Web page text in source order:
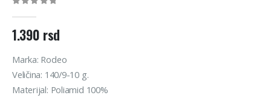
1.390 rsd
Marka: Rodeo
Veličina: 140/9-10 g.
Materijal: Poliamid 100%